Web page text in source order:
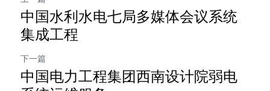
中国水利水电七局多媒体会议系统
集成工程
下一篇
中国电力工程集团西南设计院弱电